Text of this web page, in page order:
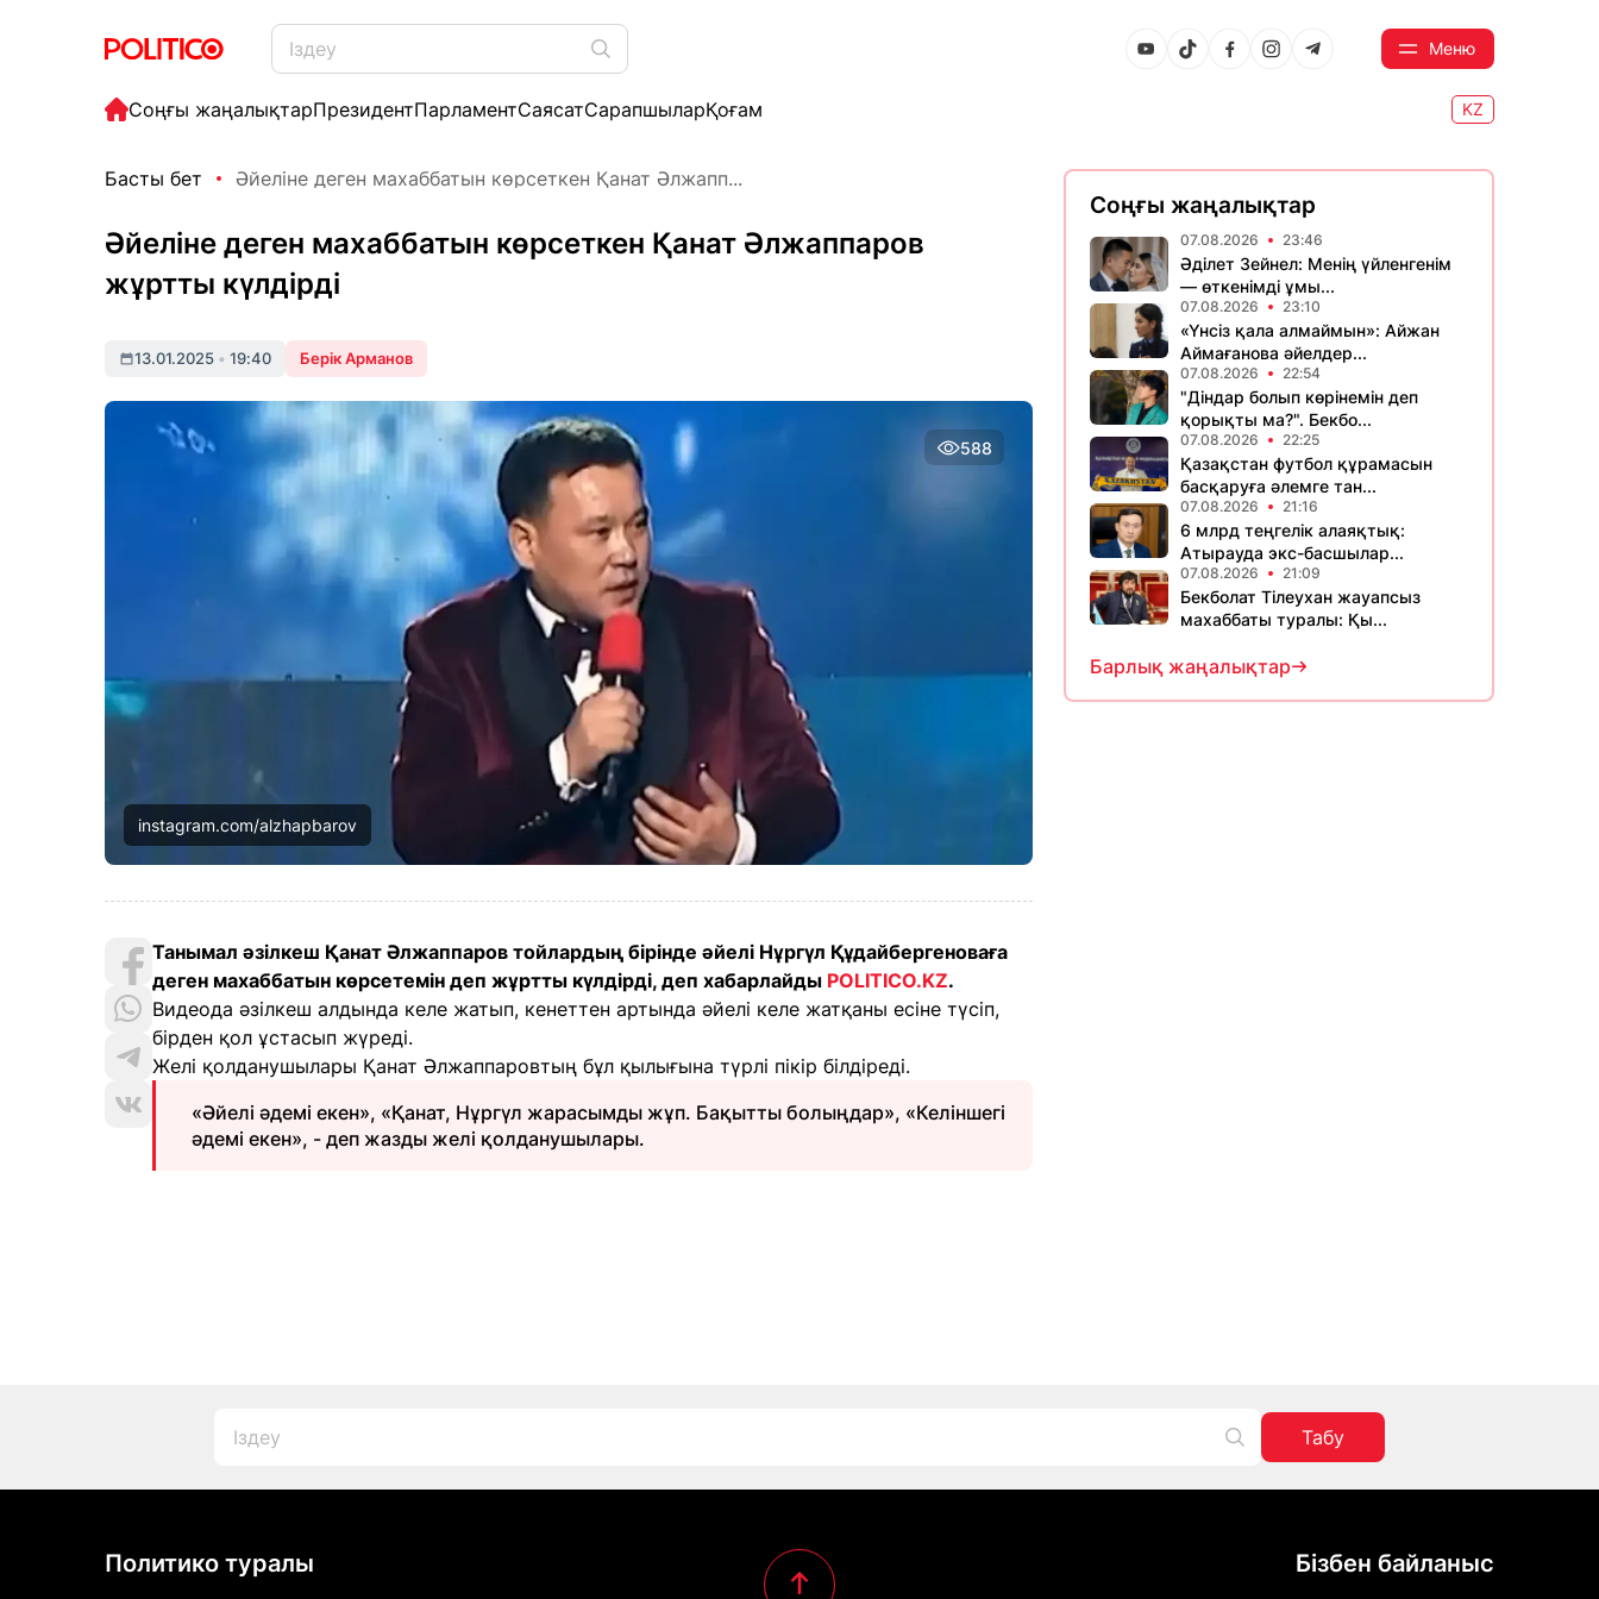
Меню
Соңғы жаңалықтарПрезидентПарламентСаясатСарапшыларҚоғам KZ
Басты бет Әйеліне деген махаббатын көрсеткен Қанат Әлжапп...
Әйеліне деген махаббатын көрсеткен Қанат Әлжаппаров
жұртты күлдірді
13.01.2025 • 19:40 Берік Арманов
588
instagram.com/alzhapbarov
Танымал әзілкеш Қанат Әлжаппаров тойлардың бірінде әйелі Нұргүл Құдайбергеноваға
деген махаббатын көрсетемін деп жұртты күлдірді, деп хабарлайды POLITICO.KZ.
Видеода әзілкеш алдында келе жатып, кенеттен артында әйелі келе жатқаны есіне түсіп,
бірден қол ұстасып жүреді.
Желі қолданушылары Қанат Әлжаппаровтың бұл қылығына түрлі пікір білдіреді.
«Әйелі әдемі екен», «Қанат, Нұргүл жарасымды жұп. Бақытты болыңдар», «Келіншегі
әдемі екен», - деп жазды желі қолданушылары.
Соңғы жаңалықтар
07.08.2026 23:46
Әділет Зейнел: Менің үйленгенім
— өткенімді ұмы...
07.08.2026 23:10
«Үнсіз қала алмаймын»: Айжан
Аймағанова әйелдер...
07.08.2026 22:54
"Діндар болып көрінемін деп
қорықты ма?". Бекбо...
07.08.2026 22:25
Қазақстан футбол құрамасын
басқаруға әлемге тан...
07.08.2026 21:16
6 млрд теңгелік алаяқтық:
Атырауда экс-басшылар...
07.08.2026 21:09
Бекболат Тілеухан жауапсыз
махаббаты туралы: Қы...
Барлық жаңалықтар
Табу
Политико туралы Бізбен байланыс